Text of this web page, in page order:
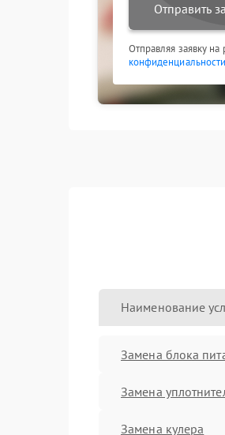
Отправить
Отправляя заявку
конфиденциальности
Наименование
Замена блока
Замена
Замена кулера